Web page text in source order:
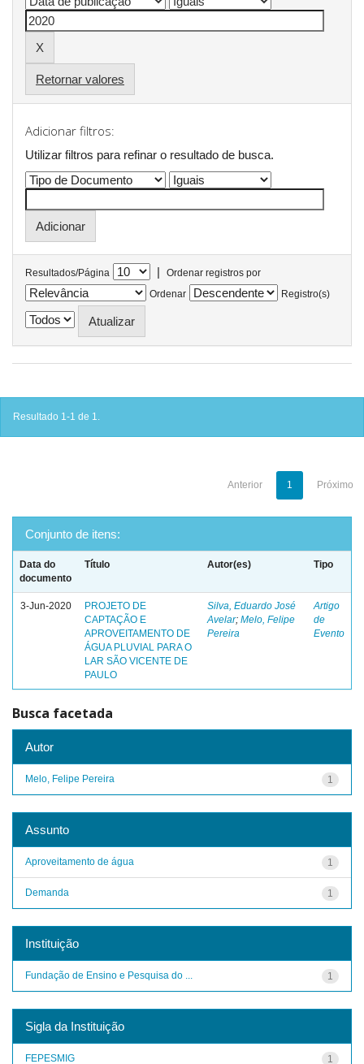
Retornar valores
Adicionar filtros:
Utilizar filtros para refinar o resultado de busca.
Resultados/Página |
Ordenar registros por
Ordenar
Registro(s)
Resultado 1-1 de 1.
Anterior 1 Próximo
Conjunto de itens:
Data do
documento
Título Autor(es) Tipo
3-Jun-2020
PROJETO DE
CAPTAÇÃO E
APROVEITAMENTO DE
ÁGUA PLUVIAL PARA O
LAR SÃO VICENTE DE
PAULO
Silva, Eduardo José
Avelar; Melo, Felipe
Pereira
Artigo
de
Evento
Busca facetada
Autor
1
Melo, Felipe Pereira
Assunto
1
Aproveitamento de água
1
Demanda
Instituição
1
Fundação de Ensino e Pesquisa do ...
Sigla da Instituição
1
FEPESMIG